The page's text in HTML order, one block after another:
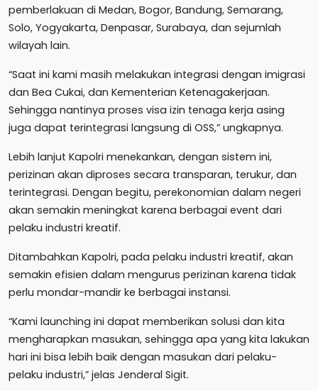
pemberlakuan di Medan, Bogor, Bandung, Semarang,
Solo, Yogyakarta, Denpasar, Surabaya, dan sejumlah
wilayah lain.
“Saat ini kami masih melakukan integrasi dengan imigrasi
dan Bea Cukai, dan Kementerian Ketenagakerjaan.
Sehingga nantinya proses visa izin tenaga kerja asing
juga dapat terintegrasi langsung di OSS,” ungkapnya.
Lebih lanjut Kapolri menekankan, dengan sistem ini,
perizinan akan diproses secara transparan, terukur, dan
terintegrasi. Dengan begitu, perekonomian dalam negeri
akan semakin meningkat karena berbagai event dari
pelaku industri kreatif.
Ditambahkan Kapolri, pada pelaku industri kreatif, akan
semakin efisien dalam mengurus perizinan karena tidak
perlu mondar-mandir ke berbagai instansi.
“Kami launching ini dapat memberikan solusi dan kita
mengharapkan masukan, sehingga apa yang kita lakukan
hari ini bisa lebih baik dengan masukan dari pelaku-
pelaku industri,” jelas Jenderal Sigit.